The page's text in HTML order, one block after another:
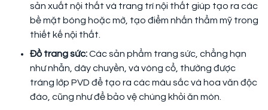
sản xuất nội thất và trang trí nội thất giúp tạo ra các
bề mặt bóng hoặc mờ, tạo điểm nhấn thẩm mỹ trong
thiết kế nội thất.
Đồ trang sức:Các sản phẩm trang sức, chẳng hạn
như nhẫn, dây chuyền, và vòng cổ, thường được
tráng lớp PVD để tạo ra các màu sắc và hoa văn độc
đáo, cũng như để bảo vệ chúng khỏi ăn mòn.